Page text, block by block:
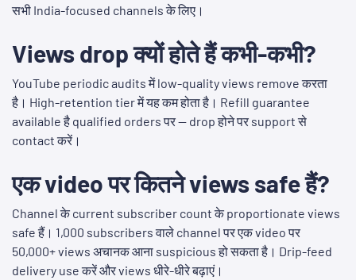
सभी India-focused channels के लिए।
Views drop क्यों होते हैं कभी-कभी?
YouTube periodic audits में low-quality views remove करता
है। High-retention tier में यह कम होता है। Refill guarantee
available है qualified orders पर — drop होने पर support से
contact करें।
एक video पर कितने views safe हैं?
Channel के current subscriber count के proportionate views
safe हैं। 1,000 subscribers वाले channel पर एक video पर
50,000+ views अचानक आना suspicious हो सकता है। Drip-feed
delivery use करें और views धीरे-धीरे बढ़ाएं।